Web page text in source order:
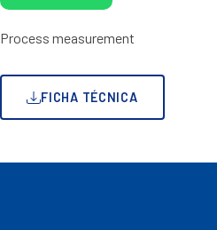
Process measurement
FICHA TÉCNICA